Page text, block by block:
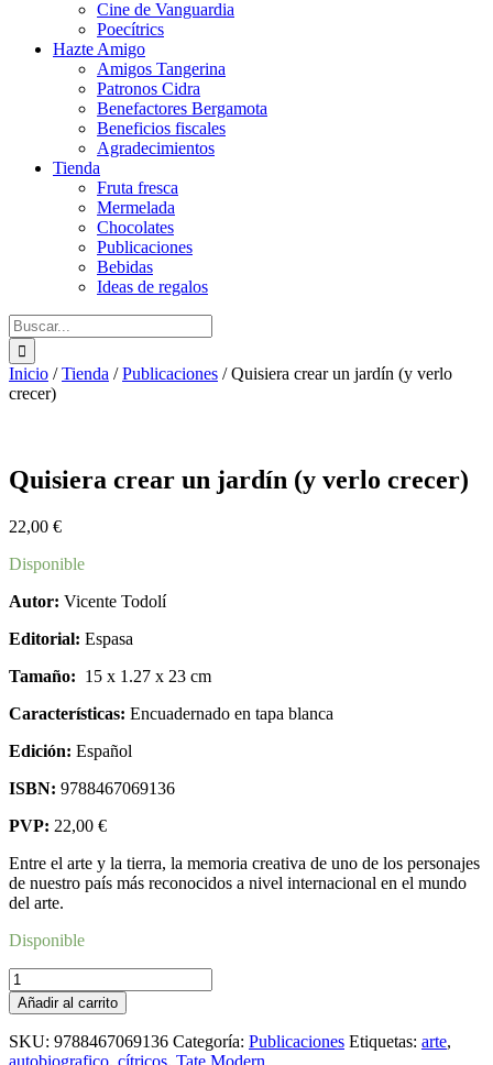
Cine de Vanguardia
Poecítrics
Hazte Amigo
Amigos Tangerina
Patronos Cidra
Benefactores Bergamota
Beneficios fiscales
Agradecimientos
Tienda
Fruta fresca
Mermelada
Chocolates
Publicaciones
Bebidas
Ideas de regalos
Buscar:
Inicio / Tienda / Publicaciones / Quisiera crear un jardín (y verlo
crecer)
Quisiera crear un jardín (y verlo crecer)
22,00 €
Disponible
Autor: Vicente Todolí
Editorial: Espasa
Tamaño: 15 x 1.27 x 23 cm
Características: Encuadernado en tapa blanca
Edición: Español
ISBN: 9788467069136
PVP: 22,00 €
Entre el arte y la tierra, la memoria creativa de uno de los personajes
de nuestro país más reconocidos a nivel internacional en el mundo
del arte.
Disponible
Quisiera
crear
un
jardín
(y
Añadir al carrito
SKU: 9788467069136 Categoría: Publicaciones Etiquetas: arte,
autobiografico, cítricos, Tate Modern